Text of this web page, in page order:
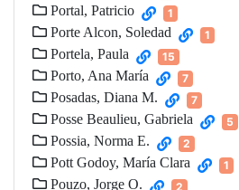
Portal, Patricio 1
Porte Alcon, Soledad 1
Portela, Paula 15
Porto, Ana María 7
Posadas, Diana M. 7
Posse Beaulieu, Gabriela 5
Possia, Norma E. 2
Pott Godoy, María Clara 1
Pouzo, Jorge O. 2